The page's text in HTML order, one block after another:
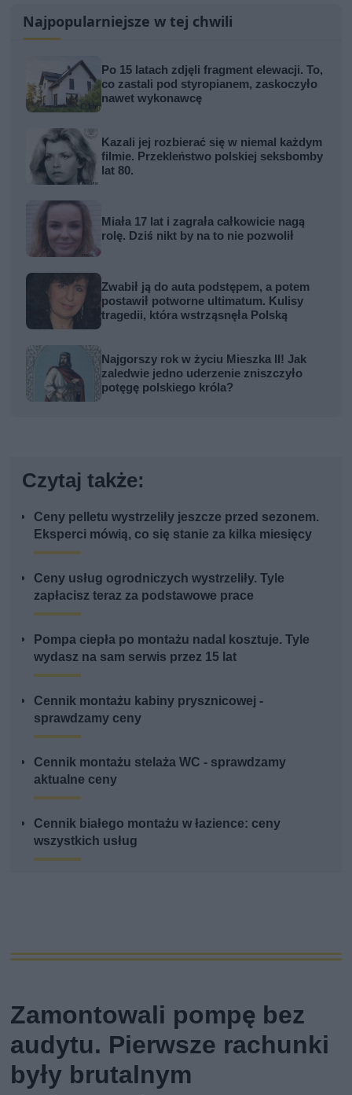
Najpopularniejsze w tej chwili
Po 15 latach zdjęli fragment elewacji. To,
co zastali pod styropianem, zaskoczyło
nawet wykonawcę
Kazali jej rozbierać się w niemal każdym
filmie. Przekleństwo polskiej seksbomby
lat 80.
Miała 17 lat i zagrała całkowicie nagą
rolę. Dziś nikt by na to nie pozwolił
Zwabił ją do auta podstępem, a potem
postawił potworne ultimatum. Kulisy
tragedii, która wstrząsnęła Polską
Najgorszy rok w życiu Mieszka II! Jak
zaledwie jedno uderzenie zniszczyło
potęgę polskiego króla?
Czytaj także:
Ceny pelletu wystrzeliły jeszcze przed sezonem.
Eksperci mówią, co się stanie za kilka miesięcy
Ceny usług ogrodniczych wystrzeliły. Tyle
zapłacisz teraz za podstawowe prace
Pompa ciepła po montażu nadal kosztuje. Tyle
wydasz na sam serwis przez 15 lat
Cennik montażu kabiny prysznicowej -
sprawdzamy ceny
Cennik montażu stelaża WC - sprawdzamy
aktualne ceny
Cennik białego montażu w łazience: ceny
wszystkich usług
Zamontowali pompę bez
audytu. Pierwsze rachunki
były brutalnym